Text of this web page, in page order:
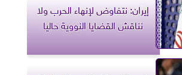
إيران: نتفاوض لإنهاء الحرب ولا
نناقش القضايا النووية حاليا